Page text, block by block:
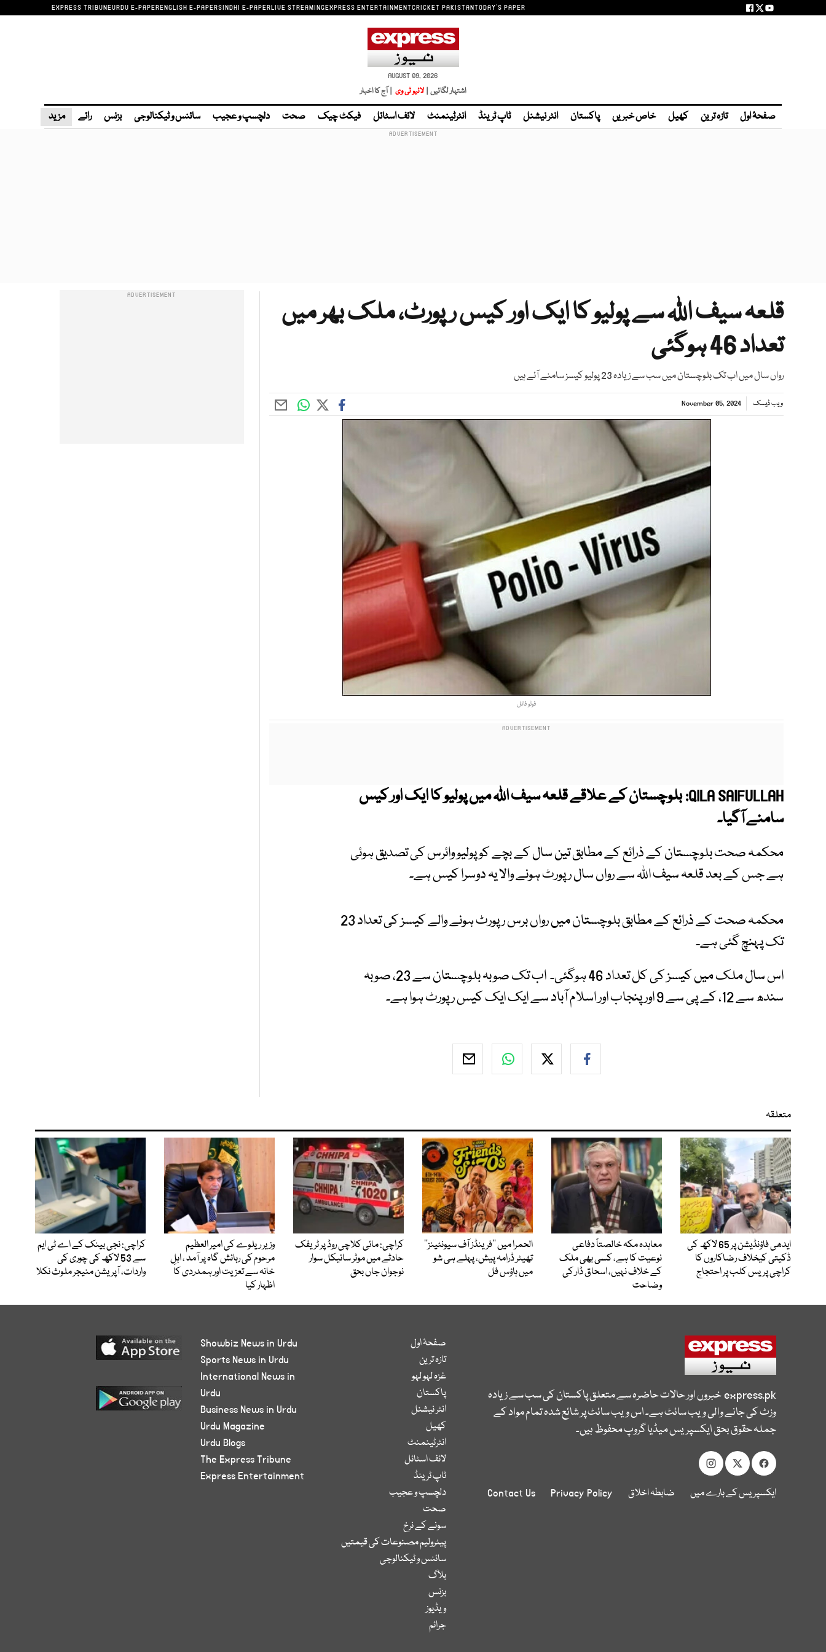
EXPRESS TRIBUNEURDU E-PAPERENGLISH E-PAPERSINDHI E-PAPERLIVE STREAMINGEXPRESS ENTERTAINMENTCRICKET PAKISTANTODAY'S PAPER
AUGUST 09, 2026
اشتہار لگائیں | لائیو ٹی وی | آج کا اخبار
صفحۂ اول تازہ ترین کھیل خاص خبریں پاکستان انٹر نیشنل ٹاپ ٹرینڈ انٹرٹینمنٹ لائف اسٹائل فیکٹ چیک صحت دلچسپ و عجیب سائنس و ٹیکنالوجی بزنس رائے مزید
قلعہ سیف اللہ سے پولیو کا ایک اور کیس رپورٹ، ملک بھر میں
تعداد 46 ہوگئی
رواں سال میں اب تک بلوچستان میں سب سے زیادہ 23 پولیو کیسز سامنے آئے ہیں
ویب ڈیسک November 05, 2024
فوٹو فائل
QILA SAIFULLAH: بلوچستان کے علاقے قلعہ سیف اللہ میں پولیو کا ایک اور کیس
سامنے آگیا۔
محکمہ صحت بلوچستان کے ذرائع کے مطابق تین سال کے بچے کو پولیو وائرس کی تصدیق ہوئی
ہے جس کے بعد قلعہ سیف اللہ سے رواں سال رپورٹ ہونے والا یہ دوسرا کیس ہے۔
محکمہ صحت کے ذرائع کے مطابق بلوچستان میں رواں برس رپورٹ ہونے والے کیسز کی تعداد 23
تک پہنچ گئی ہے۔
اس سال ملک میں کیسز کی کل تعداد 46 ہوگئی۔ اب تک صوبہ بلوچستان سے 23، صوبہ
سندھ سے 12، کے پی سے 9 اور پنجاب اور اسلام آباد سے ایک ایک کیس رپورٹ ہوا ہے۔
متعلقہ
ایدھی فاؤنڈیشن پر 65 لاکھ کی
ڈکیتی کیخلاف رضاکاروں کا
کراچی پریس کلب پر احتجاج
معاہدہ مکہ خالصتاً دفاعی
نوعیت کا ہے، کسی بھی ملک
کے خلاف نہیں، اسحاق ڈار کی
وضاحت
الحمرا میں ’’فرینڈز آف سیونٹینز‘‘
تھیٹر ڈرامہ پیش، پہلے ہی شو
میں ہاؤس فل
کراچی: مائی کلاچی روڈ پر ٹریفک
حادثے میں موٹر سائیکل سوار
نوجوان جاں بحق
وزیر ریلوے کی امیر العظیم
مرحوم کی رہائش گاہ پر آمد ، اہلِ
خانہ سے تعزیت اور ہمدردی کا
اظہار کیا
کراچی: نجی بینک کے اے ٹی ایم
سے 53 لاکھ کی چوری کی
واردات، آپریشن منیجر ملوث نکلا
express.pkخبروں اور حالات حاضرہ سے متعلق پاکستان کی سب سے زیادہ
وزٹ کی جانے والی ویب سائٹ ہے۔ اس ویب سائٹ پر شائع شدہ تمام مواد کے
جملہ حقوق بحق ایکسپریس میڈیا گروپ محفوظ ہیں۔
ایکسپریس کے بارے میں ضابطہ اخلاق Privacy Policy
Contact Us
صفحۂ اول
تازہ ترین
غزہ لہو لہو
پاکستان
انٹر نیشنل
کھیل
انٹرٹینمنٹ
لائف اسٹائل
ٹاپ ٹرینڈ
دلچسپ و عجیب
صحت
سونے کے نرخ
پیٹرولیم مصنوعات کی قیمتیں
سائنس و ٹیکنالوجی
بلاگ
بزنس
ویڈیوز
جرائم
Showbiz News in Urdu
Sports News in Urdu
International News in
Urdu
Business News in Urdu
Urdu Magazine
Urdu Blogs
The Express Tribune
Express Entertainment